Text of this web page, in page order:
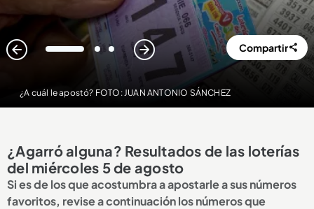
¿A cuál le apostó? FOTO: JUAN ANTONIO SÁNCHEZ
1 2 3 Compartir
¿Agarró alguna? Resultados de las loterías
del miércoles 5 de agosto
Si es de los que acostumbra a apostarle a sus números
favoritos, revise a continuación los números que